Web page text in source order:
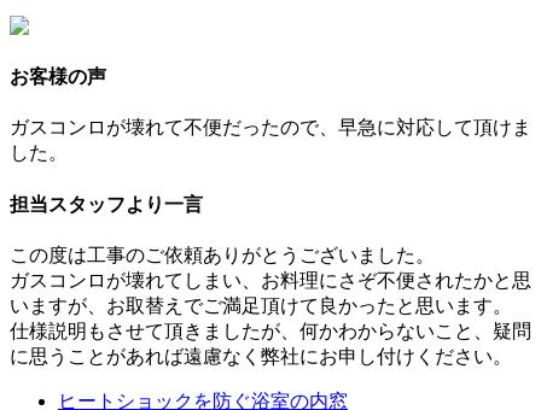
お客様の声
ガスコンロが壊れて不便だったので、早急に対応して頂けま
した。
担当スタッフより一言
この度は工事のご依頼ありがとうございました。
ガスコンロが壊れてしまい、お料理にさぞ不便されたかと思
いますが、お取替えでご満足頂けて良かったと思います。
仕様説明もさせて頂きましたが、何かわからないこと、疑問
に思うことがあれば遠慮なく弊社にお申し付けください。
ヒートショックを防ぐ浴室の内窓